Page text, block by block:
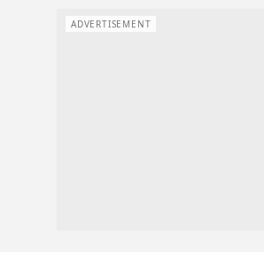
ADVERTISEMENT